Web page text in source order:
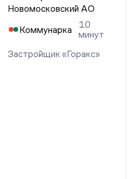
Новомосковский АО
Коммунарка
10
минут
Застройщик «Горакс»